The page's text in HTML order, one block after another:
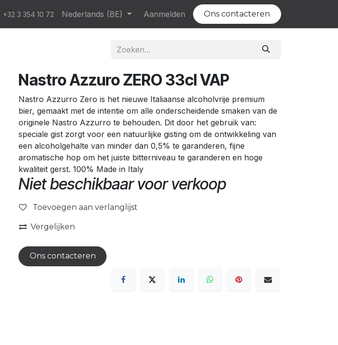
Who We Are Contact Help Evenementen Vacatures
+32 3 354 10 72 Nederlands (BE) Aanmelden Ons contacteren
Nastro Azzuro ZERO 33cl VAP
Nastro Azzurro Zero is het nieuwe Italiaanse alcoholvrije premium
bier, gemaakt met de intentie om alle onderscheidende smaken van de
originele Nastro Azzurro te behouden. Dit door het gebruik van:
speciale gist zorgt voor een natuurlijke gisting om de ontwikkeling van
een alcoholgehalte van minder dan 0,5% te garanderen, fijne
aromatische hop om het juiste bitterniveau te garanderen en hoge
kwaliteit gerst. 100% Made in Italy
Niet beschikbaar voor verkoop
Toevoegen aan verlanglijst
Vergelijken
Ons contacteren